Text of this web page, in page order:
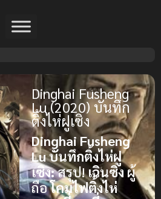
Dinghai Fusheng
Lu (2020) บันทึก
ติ้งไห่ฝูเซิง
Dinghai Fusheng
Lu บันทึกติ้งไห่ฝู
เซิง:สรุป!เฉินซิงผู้
ถือโคมไฟติ้งไห่